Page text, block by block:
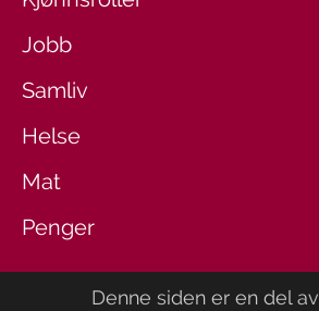
Jobb
Samliv
Helse
Mat
Penger
Denne siden er en del av